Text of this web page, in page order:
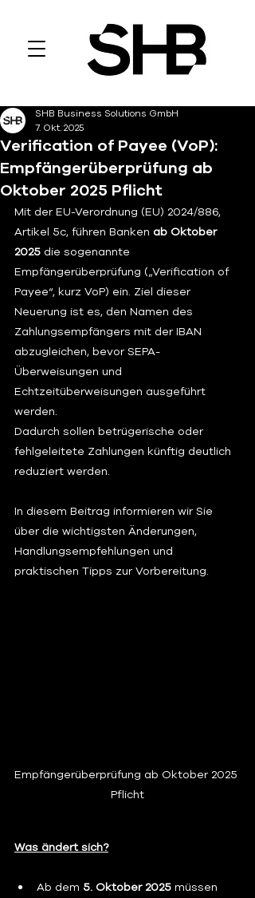
Verification of Payee (VoP):
Empfängerüberprüfung ab
Oktober 2025 Pflicht
SHB Business Solutions GmbH
7. Okt. 2025
Mit der EU-Verordnung (EU) 2024/886,
Artikel 5c, führen Banken ab Oktober
2025 die sogenannte
Empfängerüberprüfung („Verification of
Payee“, kurz VoP) ein. Ziel dieser
Neuerung ist es, den Namen des
Zahlungsempfängers mit der IBAN
abzugleichen, bevor SEPA-
Überweisungen und
Echtzeitüberweisungen ausgeführt
werden.
Dadurch sollen betrügerische oder
fehlgeleitete Zahlungen künftig deutlich
reduziert werden.
In diesem Beitrag informieren wir Sie
über die wichtigsten Änderungen,
Handlungsempfehlungen und
praktischen Tipps zur Vorbereitung.
Empfängerüberprüfung ab Oktober 2025
Pflicht
Was ändert sich?
Ab dem 5. Oktober 2025 müssen